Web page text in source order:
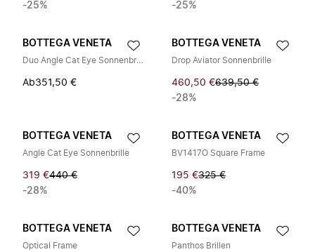
-25%
-25%
BOTTEGA VENETA
Duo Angle Cat Eye Sonnenbrille
Ab351,50 €
BOTTEGA VENETA
Drop Aviator Sonnenbrille
460,50 €639,50 €
-28%
BOTTEGA VENETA
Angle Cat Eye Sonnenbrille
319 €440 €
-28%
BOTTEGA VENETA
BV1417O Square Frame
195 €325 €
-40%
BOTTEGA VENETA
Optical Frame
BOTTEGA VENETA
Panthos Brillen